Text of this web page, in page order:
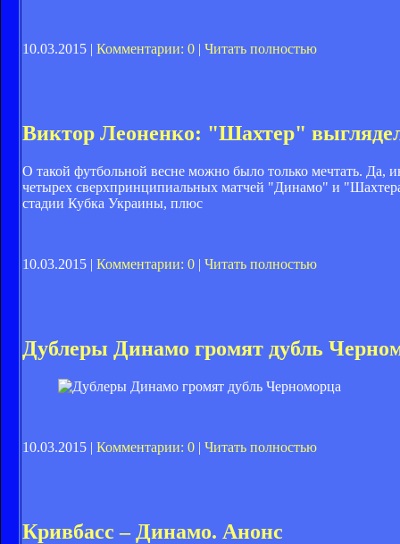
10.03.2015 | Комментарии: 0 | Читать полностью
Виктор Леоненко: "Шахтер"
О такой футбольной весне можно было только мечтать. Да,
четырех сверхпринципиальных матчей "Динамо" и
стадии Кубка Украины, плюс
10.03.2015 | Комментарии: 0 | Читать полностью
Дублеры Динамо громят дубль
10.03.2015 | Комментарии: 0 | Читать полностью
Кривбасс – Динамо. Анонс